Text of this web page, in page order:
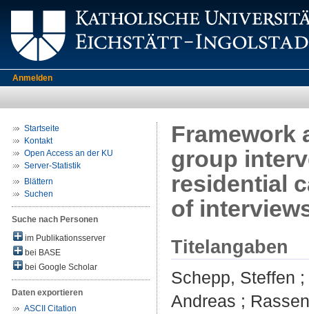
Anmelden
Startseite
Kontakt
Open Access an der KU
Server-Statistik
Blättern
Suchen
Suche nach Personen
im Publikationsserver
bei BASE
bei Google Scholar
Daten exportieren
ASCII Citation
Framework
group
residential
of
Titelangaben
Schepp, Steffen ;
Andreas ;